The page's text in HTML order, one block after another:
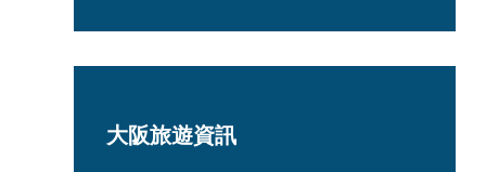
大阪旅遊資訊